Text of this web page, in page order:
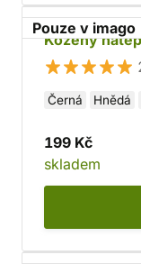
Pouze v imago
Kožený
Černá Hnědá
199 Kč
skladem